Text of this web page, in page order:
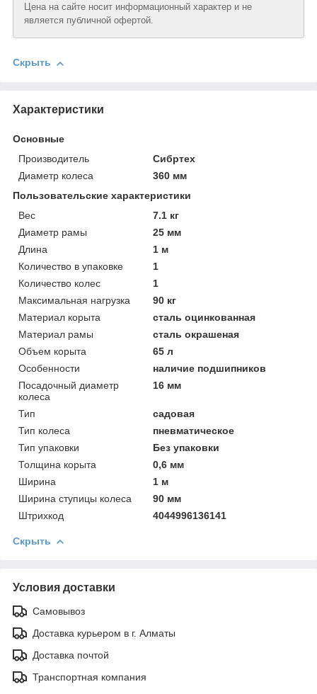
Цена на сайте носит информационный характер и не
является публичной офертой.
Скрыть
Характеристики
Основные
Производитель
Сибртех
Диаметр колеса
360 мм
Пользовательские характеристики
Вeс
7.1 кг
Диаметр рамы
25 мм
Длинa
1 м
Количество в упаковке
1
Количество колес
1
Максимальная нагрузка
90 кг
Материал корыта
сталь оцинкованная
Материал рамы
сталь окрашеная
Объeм корыта
65 л
Особенности
наличие подшипников
Посадочный диаметр
колеса
16 мм
Тип
садовая
Тип колеса
пневматическое
Тип упаковки
Без упаковки
Толщинa корыта
0,6 мм
Ширинa
1 м
Ширинa ступицы колеса
90 мм
Штрихкод
4044996136141
Скрыть
Условия доставки
Самовывоз
Доставка курьером в г. Алматы
Доставка почтой
Транспортная компания